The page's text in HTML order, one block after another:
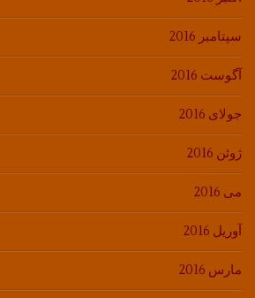
سپتامبر 2016
آگوست 2016
جولای 2016
ژوئن 2016
می 2016
آوریل 2016
مارس 2016